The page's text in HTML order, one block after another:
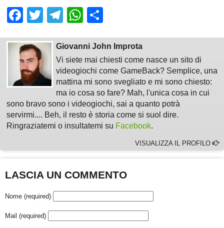
Facebook
TwitterTelegram
WhatsApp
Giovanni John Improta
Vi siete mai chiesti come nasce un sito di
videogiochi come GameBack? Semplice, una
mattina mi sono svegliato e mi sono chiesto:
ma io cosa so fare? Mah, l'unica cosa in cui
sono bravo sono i videogiochi, sai a quanto potrà
servirmi.... Beh, il resto è storia come si suol dire.
Ringraziatemi o insultatemi su Facebook.
VISUALIZZA IL PROFILO
LASCIA UN COMMENTO
Nome (required)
Mail (required)